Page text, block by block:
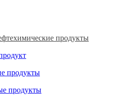
продукты
продукты
продукты